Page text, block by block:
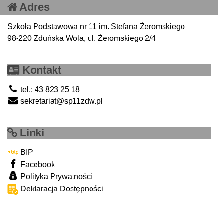
Adres
Szkoła Podstawowa nr 11 im. Stefana Żeromskiego
98-220 Zduńska Wola, ul. Żeromskiego 2/4
Kontakt
tel.: 43 823 25 18
sekretariat@sp11zdw.pl
Linki
BIP
Facebook
Polityka Prywatności
Deklaracja Dostępności